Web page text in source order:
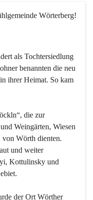
Wörterberg!
als Tochtersiedlung
benannten die neu
ihrer Heimat. So kam
die zur
Weingärten, Wiesen
von Wörth dienten.
und weiter
Kottulinsky und
der Ort Wörther